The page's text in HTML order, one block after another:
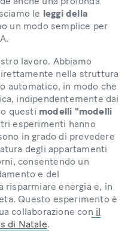
le leggi della
un modo semplice per
lavoro. Abbiamo
nella struttura
automatico, in modo che
indipendentemente dai
questi modelli "modelli
esperimenti hanno
in grado di prevedere
degli appartamenti
consentendo un
e del
risparmiare energia e, in
Questo esperimento è
collaborazione con il
di Natale.